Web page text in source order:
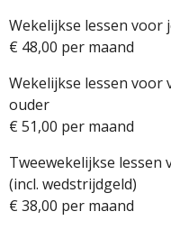
Wekelijkse lessen voor
€ 48,00 per maand
Wekelijkse lessen voor
ouder
€ 51,00 per maand
Tweewekelijkse
(incl. wedstrijdgeld)
€ 38,00 per maand